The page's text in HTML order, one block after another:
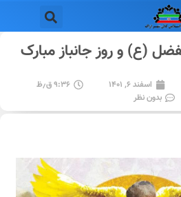
(ع) و روز جانباز مبارک
اسفند ۶, ۱۴۰۱
۹:۳۶ ق٫ظ
بدون نظر